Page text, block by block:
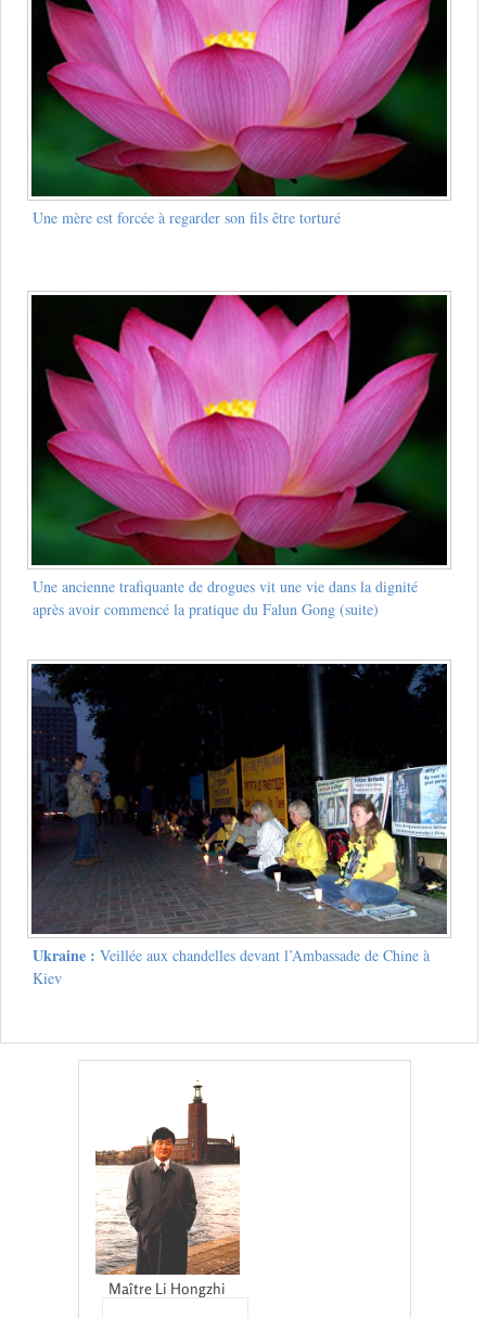
Une mère est forcée à regarder son fils être torturé
Une ancienne trafiquante de drogues vit une vie dans la dignité
après avoir commencé la pratique du Falun Gong (suite)
Ukraine : Veillée aux chandelles devant l’Ambassade de Chine à
Kiev
Maître Li Hongzhi